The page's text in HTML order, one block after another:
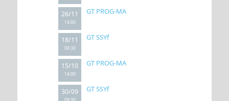
26/11
14:00
GT PROG-MA
18/11
09:30
GT SSYf
15/10
14:00
GT PROG-MA
30/09
09:30
GT SSYf